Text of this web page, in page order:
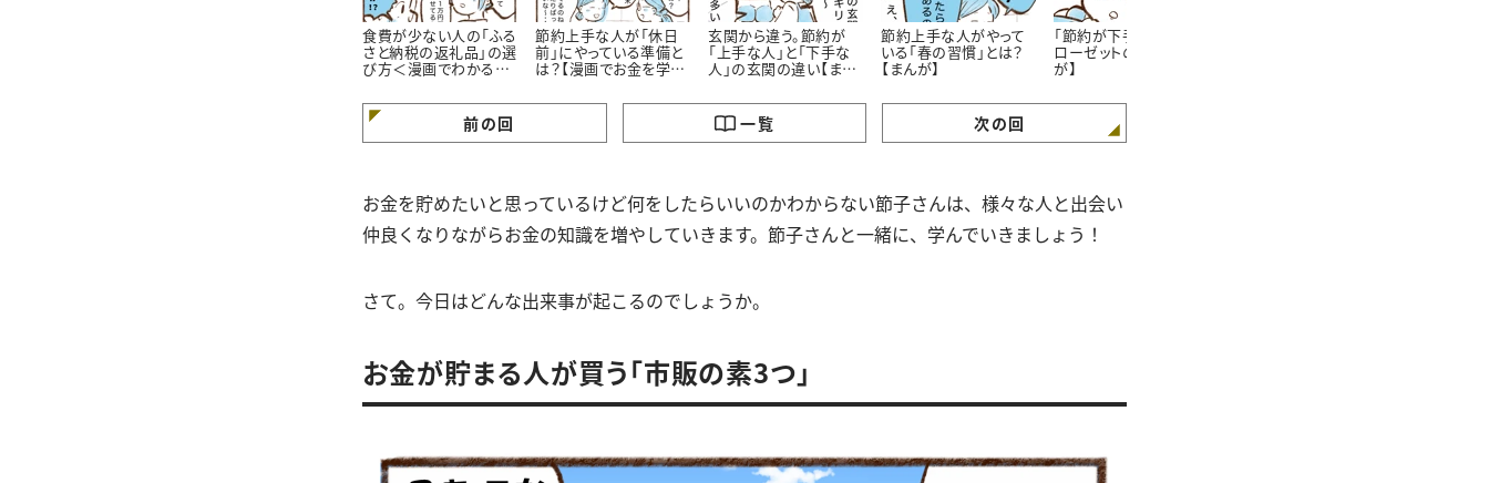
食費が少ない人の「ふる
さと納税の返礼品」の選
び方＜漫画でわかるお
節約上手な人が「休日
前」にやっている準備と
は？【漫画でお金を学
玄関から違う。節約が
「上手な人」と「下手な
人」の玄関の違い【まん
節約上手な人がやって
いる「春の習慣」とは？
【まんが】
「節約が下手な人」のク
ローゼットの特徴【まん
が】
前の回 一覧 次の回
お金を貯めたいと思っているけど何をしたらいいのかわからない節子さんは、様々な人と出会い
仲良くなりながらお金の知識を増やしていきます。節子さんと一緒に、学んでいきましょう！
さて。今日はどんな出来事が起こるのでしょうか。
お金が貯まる人が買う「市販の素3つ」